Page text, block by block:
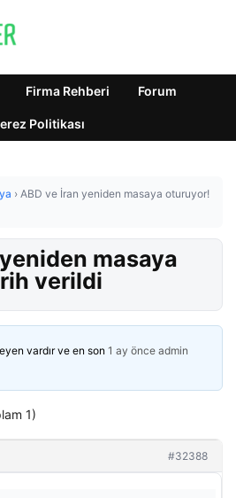
Firma Rehberi Forum
Politikası
› ABD ve İran yeniden masaya oturuyor!
masaya
verildi
vardır ve en son 1 ay önce admin
1)
#32388